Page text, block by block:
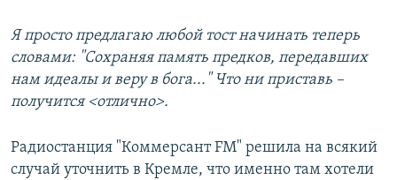
Я просто предлагаю любой тост начинать теперь
словами: "Сохраняя память предков, передавших
нам идеалы и веру в бога..." Что ни приставь –
получится <отлично>.
Радиостанция "Коммерсант FM" решила на всякий
случай уточнить в Кремле, что именно там хотели